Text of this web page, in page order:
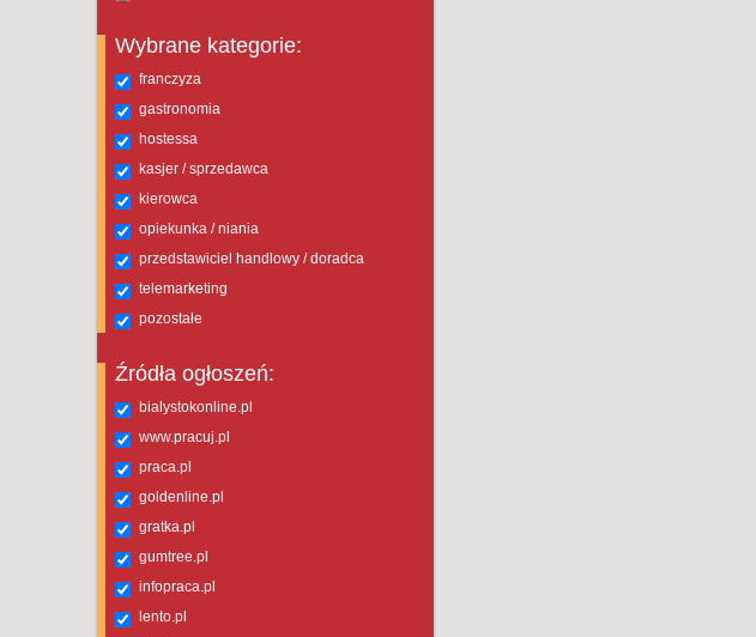
Wybrane kategorie:
franczyza
gastronomia
hostessa
kasjer / sprzedawca
kierowca
opiekunka / niania
przedstawiciel handlowy / doradca
telemarketing
pozostałe
Źródła ogłoszeń:
bialystokonline.pl
www.pracuj.pl
praca.pl
goldenline.pl
gratka.pl
gumtree.pl
infopraca.pl
lento.pl